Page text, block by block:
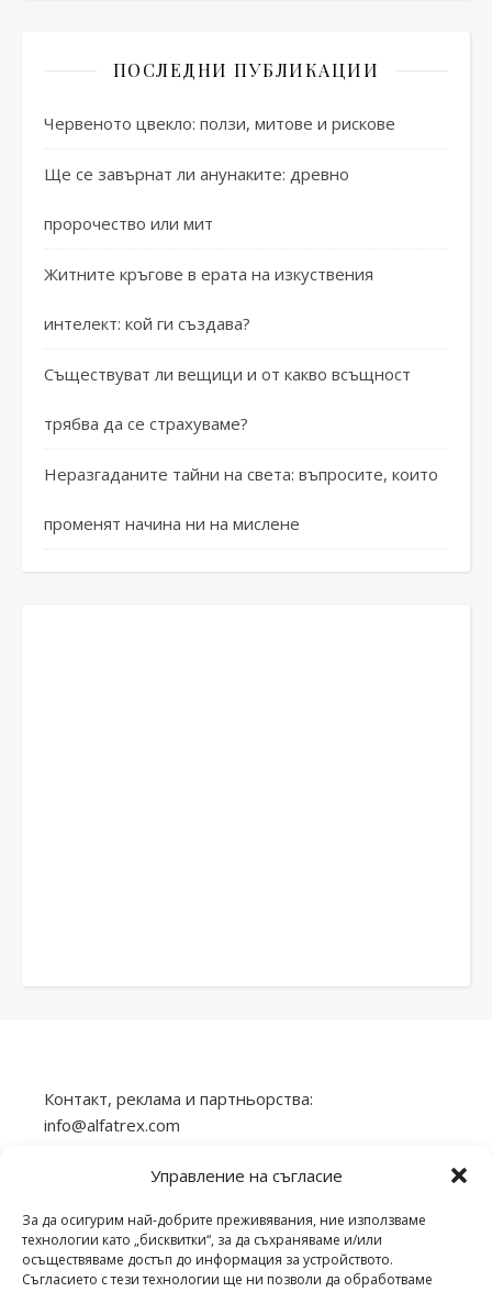
Управление на съгласие
За да осигурим най-добрите преживявания, ние използваме
технологии като „бисквитки“, за да съхраняваме и/или
осъществяваме достъп до информация за устройството.
Съгласието с тези технологии ще ни позволи да обработваме
ПОСЛЕДНИ ПУБЛИКАЦИИ
Червеното цвекло: ползи, митове и рискове
Ще се завърнат ли анунаките: древно
пророчество или мит
Житните кръгове в ерата на изкуствения
интелект: кой ги създава?
Съществуват ли вещици и от какво всъщност
трябва да се страхуваме?
Неразгаданите тайни на света: въпросите, които
променят начина ни на мислене
Контакт, реклама и партньорства:
info@alfatrex.com
Използването или публикуването на част или
разрешение е забранено.